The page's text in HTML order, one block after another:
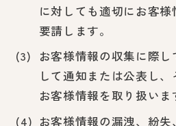
に対しても適切にお客
要請します。
お客様情報の収集に際
して通知または公表し
お客様情報を取り扱いま
お客様情報の漏洩、紛